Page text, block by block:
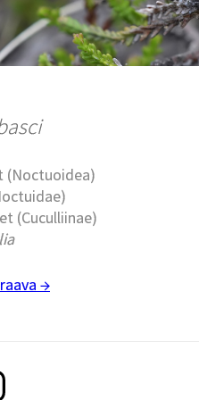
(Noctuoidea)
(Cuculliinae)
→